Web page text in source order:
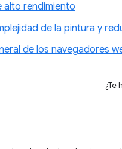
alto rendimiento
de la pintura y
de los navegadores
¿Te